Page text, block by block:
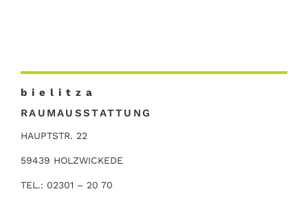
b i e l i t z a
RAUMAUSSTATTUNG
HAUPTSTR. 22
59439 HOLZWICKEDE
TEL.: 02301 – 20 70